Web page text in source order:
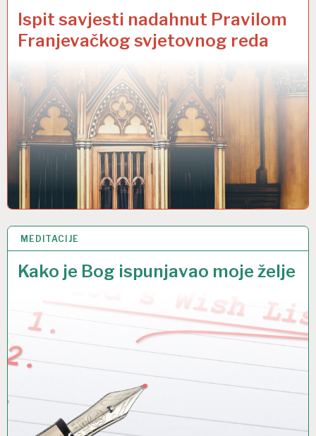
Ispit savjesti nadahnut Pravilom
Franjevačkog svjetovnog reda
MEDITACIJE
Kako je Bog ispunjavao moje želje
19 SRP 2018